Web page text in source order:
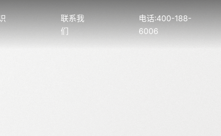
联系我
们
电话:400-188-
6006